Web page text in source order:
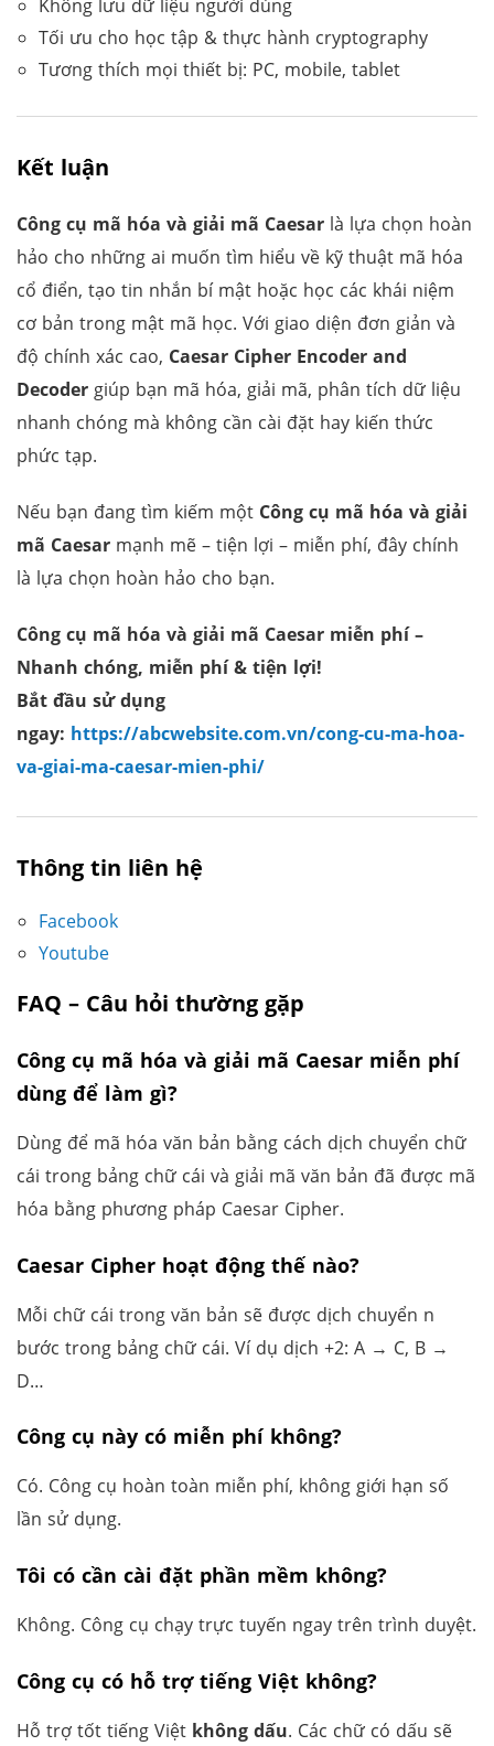
Không lưu dữ liệu người dùng
Tối ưu cho học tập & thực hành cryptography
Tương thích mọi thiết bị: PC, mobile, tablet
Kết luận
Công cụ mã hóa và giải mã Caesar là lựa chọn hoàn
hảo cho những ai muốn tìm hiểu về kỹ thuật mã hóa
cổ điển, tạo tin nhắn bí mật hoặc học các khái niệm
cơ bản trong mật mã học. Với giao diện đơn giản và
độ chính xác cao, Caesar Cipher Encoder and
Decoder giúp bạn mã hóa, giải mã, phân tích dữ liệu
nhanh chóng mà không cần cài đặt hay kiến thức
phức tạp.
Nếu bạn đang tìm kiếm một Công cụ mã hóa và giải
mã Caesar mạnh mẽ – tiện lợi – miễn phí, đây chính
là lựa chọn hoàn hảo cho bạn.
Công cụ mã hóa và giải mã Caesar miễn phí –
Nhanh chóng, miễn phí & tiện lợi!
Bắt đầu sử dụng
ngay: https://abcwebsite.com.vn/cong-cu-ma-hoa-
va-giai-ma-caesar-mien-phi/
Thông tin liên hệ
Facebook
Youtube
FAQ – Câu hỏi thường gặp
Công cụ mã hóa và giải mã Caesar miễn phí
dùng để làm gì?
Dùng để mã hóa văn bản bằng cách dịch chuyển chữ
cái trong bảng chữ cái và giải mã văn bản đã được mã
hóa bằng phương pháp Caesar Cipher.
Caesar Cipher hoạt động thế nào?
Mỗi chữ cái trong văn bản sẽ được dịch chuyển n
bước trong bảng chữ cái. Ví dụ dịch +2: A → C, B →
D…
Công cụ này có miễn phí không?
Có. Công cụ hoàn toàn miễn phí, không giới hạn số
lần sử dụng.
Tôi có cần cài đặt phần mềm không?
Không. Công cụ chạy trực tuyến ngay trên trình duyệt.
Công cụ có hỗ trợ tiếng Việt không?
Hỗ trợ tốt tiếng Việt không dấu. Các chữ có dấu sẽ